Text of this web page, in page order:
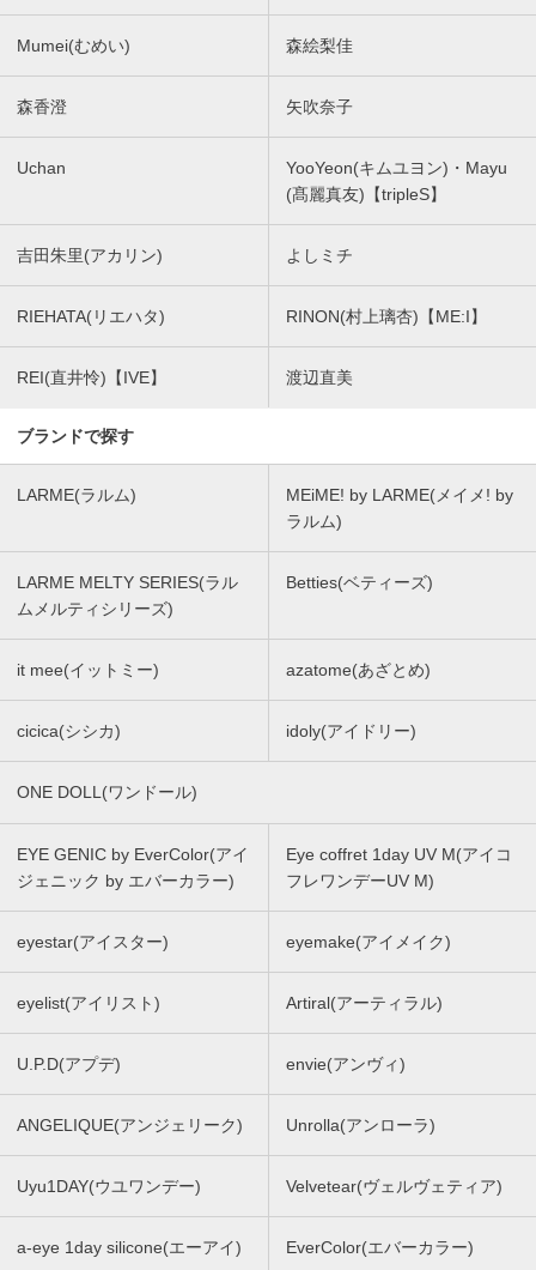
Mumei(むめい) 森絵梨佳
森香澄 矢吹奈子
Uchan
YooYeon(キムユヨン)・Mayu
(髙麗真友)【tripleS】
吉田朱里(アカリン) よしミチ
RIEHATA(リエハタ) RINON(村上璃杏)【ME:I】
REI(直井怜)【IVE】 渡辺直美
ブランドで探す
LARME(ラルム)
MEiME! by LARME(メイメ! by
ラルム)
LARME MELTY SERIES(ラル
ムメルティシリーズ)
Betties(ベティーズ)
it mee(イットミー) azatome(あざとめ)
cicica(シシカ) idoly(アイドリー)
ONE DOLL(ワンドール)
EYE GENIC by EverColor(アイ
ジェニック by エバーカラー)
Eye coffret 1day UV M(アイコ
フレワンデーUV M)
eyestar(アイスター) eyemake(アイメイク)
eyelist(アイリスト) Artiral(アーティラル)
U.P.D(アプデ) envie(アンヴィ)
ANGELIQUE(アンジェリーク) Unrolla(アンローラ)
Uyu1DAY(ウユワンデー) Velvetear(ヴェルヴェティア)
a-eye 1day silicone(エーアイ) EverColor(エバーカラー)